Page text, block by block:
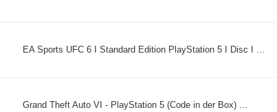
EA Sports UFC 6 I Standard Edition PlayStation 5 I Disc I ...
Grand Theft Auto VI - PlayStation 5 (Code in der Box) ...